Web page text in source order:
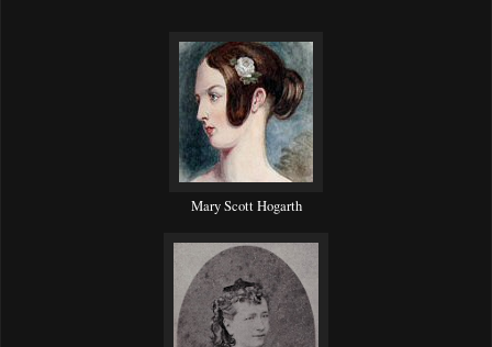
Mary Scott Hogarth